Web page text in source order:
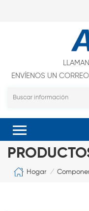
ENVÍENOS UN
Hogar /